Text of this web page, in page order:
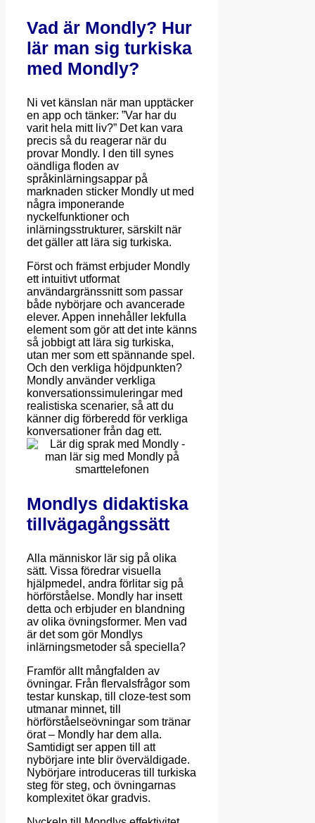
Vad är Mondly? Hur
lär man sig turkiska
med Mondly?
Ni vet känslan när man upptäcker
en app och tänker: ”Var har du
varit hela mitt liv?” Det kan vara
precis så du reagerar när du
provar Mondly. I den till synes
oändliga floden av
språkinlärningsappar på
marknaden sticker Mondly ut med
några imponerande
nyckelfunktioner och
inlärningsstrukturer, särskilt när
det gäller att lära sig turkiska.
Först och främst erbjuder Mondly
ett intuitivt utformat
användargränssnitt som passar
både nybörjare och avancerade
elever. Appen innehåller lekfulla
element som gör att det inte känns
så jobbigt att lära sig turkiska,
utan mer som ett spännande spel.
Och den verkliga höjdpunkten?
Mondly använder verkliga
konversationssimuleringar med
realistiska scenarier, så att du
känner dig förberedd för verkliga
konversationer från dag ett.
Mondlys didaktiska
tillvägagångssätt
Alla människor lär sig på olika
sätt. Vissa föredrar visuella
hjälpmedel, andra förlitar sig på
hörförståelse. Mondly har insett
detta och erbjuder en blandning
av olika övningsformer. Men vad
är det som gör Mondlys
inlärningsmetoder så speciella?
Framför allt mångfalden av
övningar. Från flervalsfrågor som
testar kunskap, till cloze-test som
utmanar minnet, till
hörförståelseövningar som tränar
örat – Mondly har dem alla.
Samtidigt ser appen till att
nybörjare inte blir överväldigade.
Nybörjare introduceras till turkiska
steg för steg, och övningarnas
komplexitet ökar gradvis.